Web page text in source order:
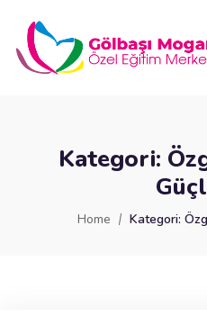
Kategori:
Home Kategori: